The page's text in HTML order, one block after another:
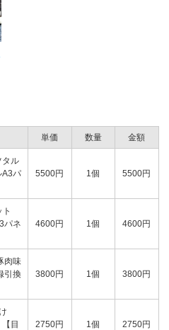
単価 数量 金額
タル
A3パ
5500円 1個 5500円
パネ
4600円 1個 4600円
肉味
引換
3800円 1個 3800円
目
2750円 1個 2750円